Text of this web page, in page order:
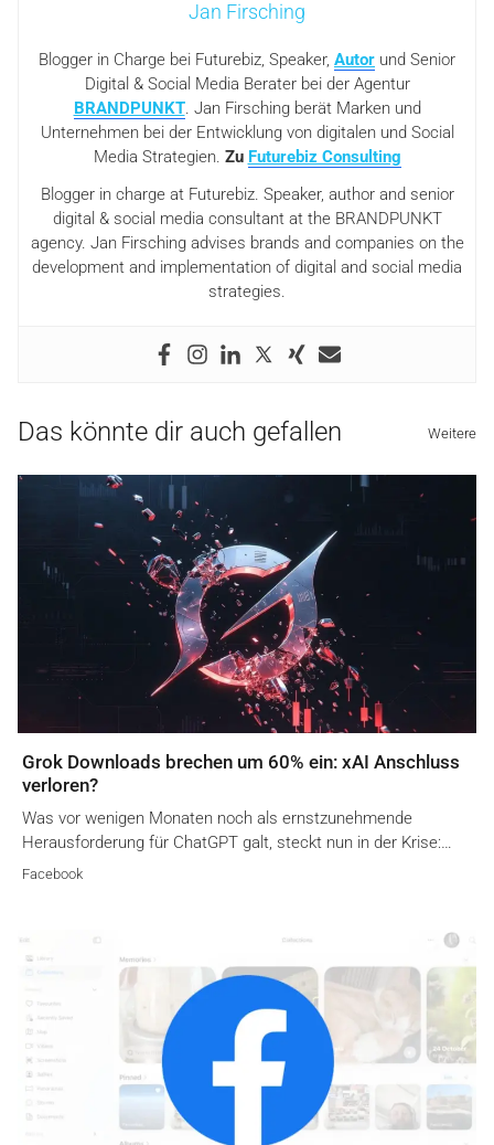
Jan Firsching
Blogger in Charge bei Futurebiz, Speaker, Autor und Senior
Digital & Social Media Berater bei der Agentur
BRANDPUNKT. Jan Firsching berät Marken und
Unternehmen bei der Entwicklung von digitalen und Social
Media Strategien. Zu Futurebiz Consulting
Blogger in charge at Futurebiz. Speaker, author and senior
digital & social media consultant at the BRANDPUNKT
agency. Jan Firsching advises brands and companies on the
development and implementation of digital and social media
strategies.
Das könnte dir auch gefallen Weitere
Grok Downloads brechen um 60% ein: xAI Anschluss
verloren?
Was vor wenigen Monaten noch als ernstzunehmende
Herausforderung für ChatGPT galt, steckt nun in der Krise:…
Facebook